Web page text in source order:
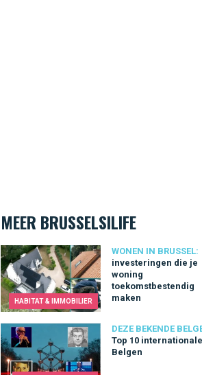
MEER BRUSSELSILIFE
HABITAT & IMMOBILIER
WONEN IN BRUSSEL:
investeringen die je
woning
toekomstbestendig
maken
investeringen die je woning
DEZE BEKENDE
Top 10 internationale
Belgen
Top 10 internationale Belgen